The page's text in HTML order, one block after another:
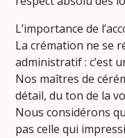
L’importance de
La crémation ne se
administratif : c’est
Nos maîtres de
détail, du ton de la
Nous considérons
pas celle qui